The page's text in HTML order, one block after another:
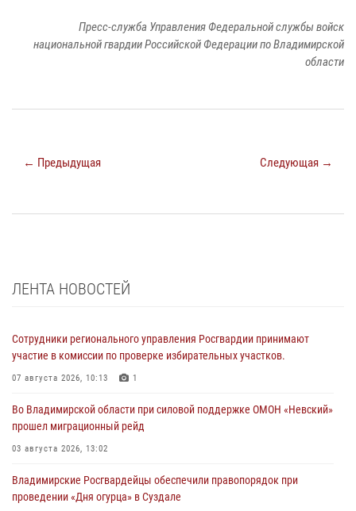
Пресс-служба Управления Федеральной службы войск
национальной гвардии Российской Федерации по Владимирской
области
← Предыдущая Следующая →
ЛЕНТА НОВОСТЕЙ
Сотрудники регионального управления Росгвардии принимают
участие в комиссии по проверке избирательных участков.
07 августа 2026, 10:13 1
Во Владимирской области при силовой поддержке ОМОН «Невский»
прошел миграционный рейд
03 августа 2026, 13:02
Владимирские Росгвардейцы обеспечили правопорядок при
проведении «Дня огурца» в Суздале